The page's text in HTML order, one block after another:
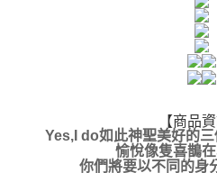
【商品資
Yes,I do如此神聖美好的
愉悅像隻喜鵲
你們將要以不同的身